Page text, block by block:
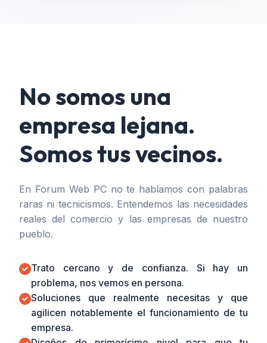
No somos una
empresa lejana.
Somos tus vecinos.
En Forum Web PC no te hablamos con palabras
raras ni tecnicismos. Entendemos las necesidades
reales del comercio y las empresas de nuestro
pueblo.
Trato cercano y de confianza. Si hay un
problema, nos vemos en persona.
Soluciones que realmente necesitas y que
agilicen notablemente el funcionamiento de tu
empresa.